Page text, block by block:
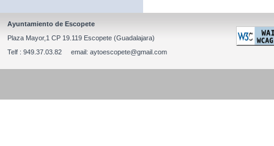
Ayuntamiento de Escopete
Plaza Mayor,1 CP 19.119 Escopete (Guadalajara)
Telf : 949.37.03.82 email: aytoescopete@gmail.com